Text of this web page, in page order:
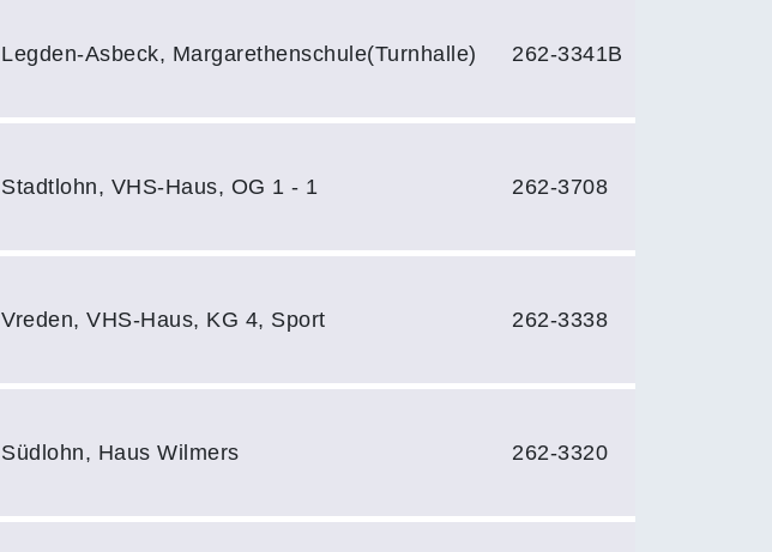
Legden-Asbeck, Margarethenschule(Turnhalle) 262-3341B
Stadtlohn, VHS-Haus, OG 1 - 1 262-3708
Vreden, VHS-Haus, KG 4, Sport 262-3338
Südlohn, Haus Wilmers 262-3320